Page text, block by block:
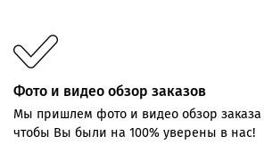
Фото и видео обзор заказов
Мы пришлем фото и видео обзор заказа
чтобы Вы были на 100% уверены в нас!